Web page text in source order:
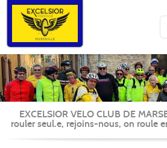
EXCELSIOR VELO CLUB DE
rouler seul.e, rejoins-nous, on roule
Panneau de gestion des cookies